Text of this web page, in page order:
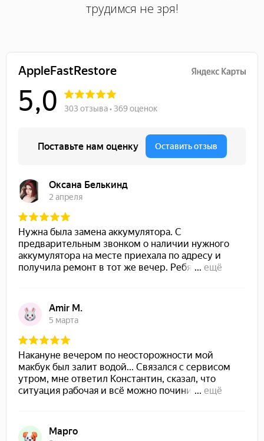
трудимся не зря!